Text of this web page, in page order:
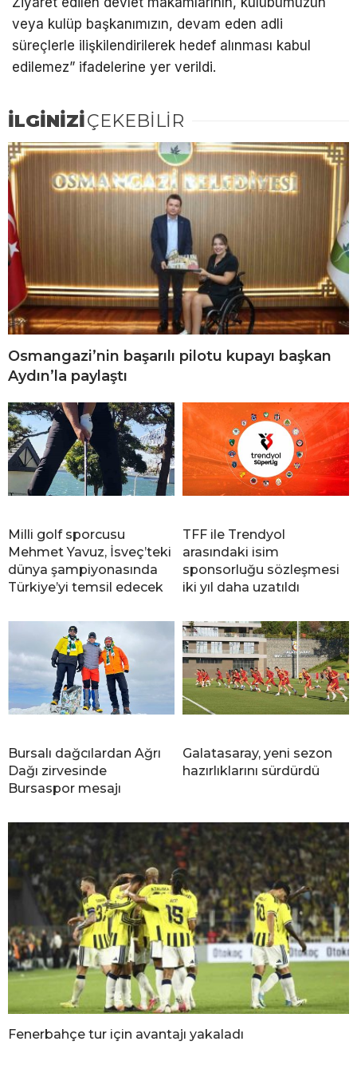
veya kulüp başkanımızın, devam eden adli
süreçlerle ilişkilendirilerek hedef alınması kabul
edilemez” ifadelerine yer verildi.
İLGİNİZİÇEKEBİLİR
Osmangazi’nin başarılı pilotu kupayı başkan
Aydın’la paylaştı
Milli golf sporcusu
Mehmet Yavuz, İsveç’teki
dünya şampiyonasında
Türkiye’yi temsil edecek
TFF ile Trendyol
arasındaki isim
sponsorluğu sözleşmesi
iki yıl daha uzatıldı
Bursalı dağcılardan Ağrı
Dağı zirvesinde
Bursaspor mesajı
Galatasaray, yeni sezon
hazırlıklarını sürdürdü
Fenerbahçe tur için avantajı yakaladı